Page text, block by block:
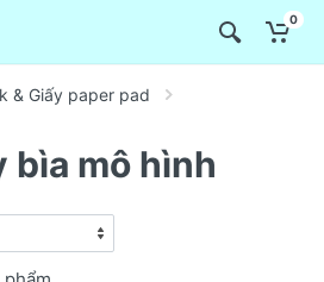
0
& Giấy paper pad
bìa mô hình